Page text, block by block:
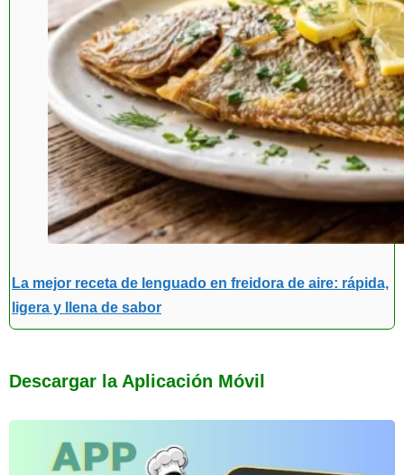
La mejor receta de lenguado en freidora de aire: rápida,
ligera y llena de sabor
Descargar la Aplicación Móvil